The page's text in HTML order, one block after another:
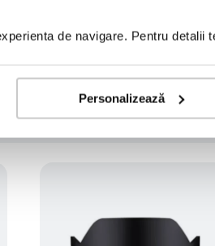
de navigare. Pentru detalii
Personalizează